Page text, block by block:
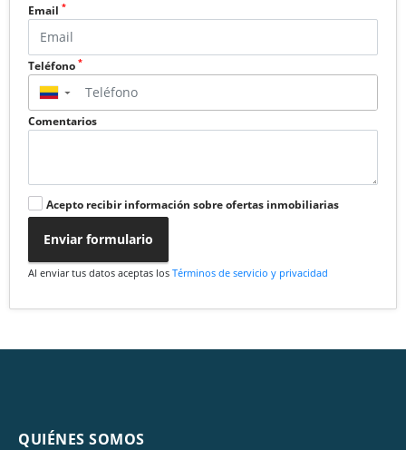
Email *
Teléfono *
▼
Comentarios
Acepto recibir información sobre ofertas inmobiliarias
Enviar formulario
Al enviar tus datos aceptas los Términos de servicio y privacidad
QUIÉNES SOMOS